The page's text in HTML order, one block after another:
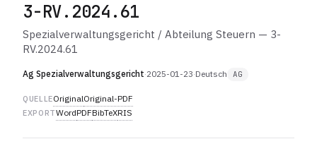
3-RV.2024.61
Spezialverwaltungsgericht / Abteilung Steuern — 3-
RV.2024.61
Ag Spezialverwaltungsgericht·2025-01-23·Deutsch AG
QUELLEOriginalOriginal-PDF
EXPORTWordPDFBibTeXRIS